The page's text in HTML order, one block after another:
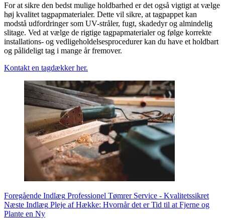
For at sikre den bedst mulige holdbarhed er det også vigtigt at vælge
høj kvalitet tagpapmaterialer. Dette vil sikre, at tagpappet kan
modstå udfordringer som UV-stråler, fugt, skadedyr og almindelig
slitage. Ved at vælge de rigtige tagpapmaterialer og følge korrekte
installations- og vedligeholdelsesprocedurer kan du have et holdbart
og pålideligt tag i mange år fremover.
Kontakt en tagdækker her.
Foregående Indlæg Professionel Tømrer Service - Kvalitetssikret
Næste Indlæg Pleje af Hække: Hvornår det er Tid til at Fjerne og
Plante en Ny